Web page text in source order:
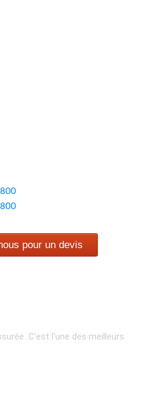
pour un devis
C’est l’une des meilleurs